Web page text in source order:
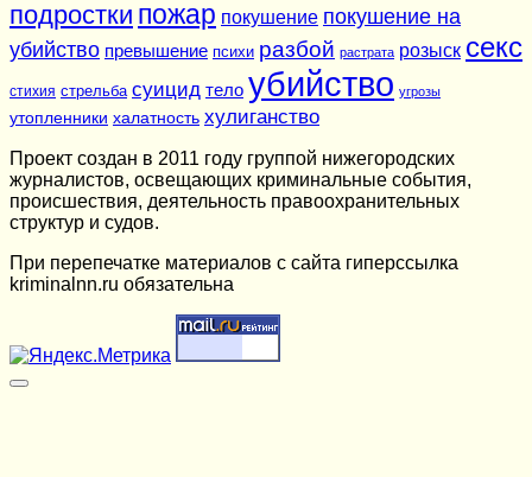
подростки пожар покушение покушение на
убийство превышение психи разбой растрата розыск секс
стихия стрельба суицид тело убийство угрозы
утопленники халатность хулиганство
Проект создан в 2011 году группой нижегородских
журналистов, освещающих криминальные события,
происшествия, деятельность правоохранительных
структур и судов.
При перепечатке материалов c сайта гиперссылка
kriminalnn.ru обязательна